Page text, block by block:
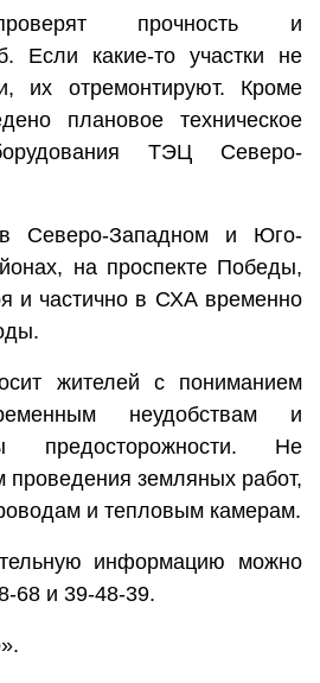
прочность и
Если какие-то участки не
их отремонтируют. Кроме
плановое техническое
ТЭЦ Северо-
Северо-Западном и Юго-
на проспекте Победы,
и частично в СХА временно
жителей с пониманием
неудобствам и
предосторожности. Не
проведения земляных работ,
и тепловым камерам.
информацию можно
68 и 39-48-39.